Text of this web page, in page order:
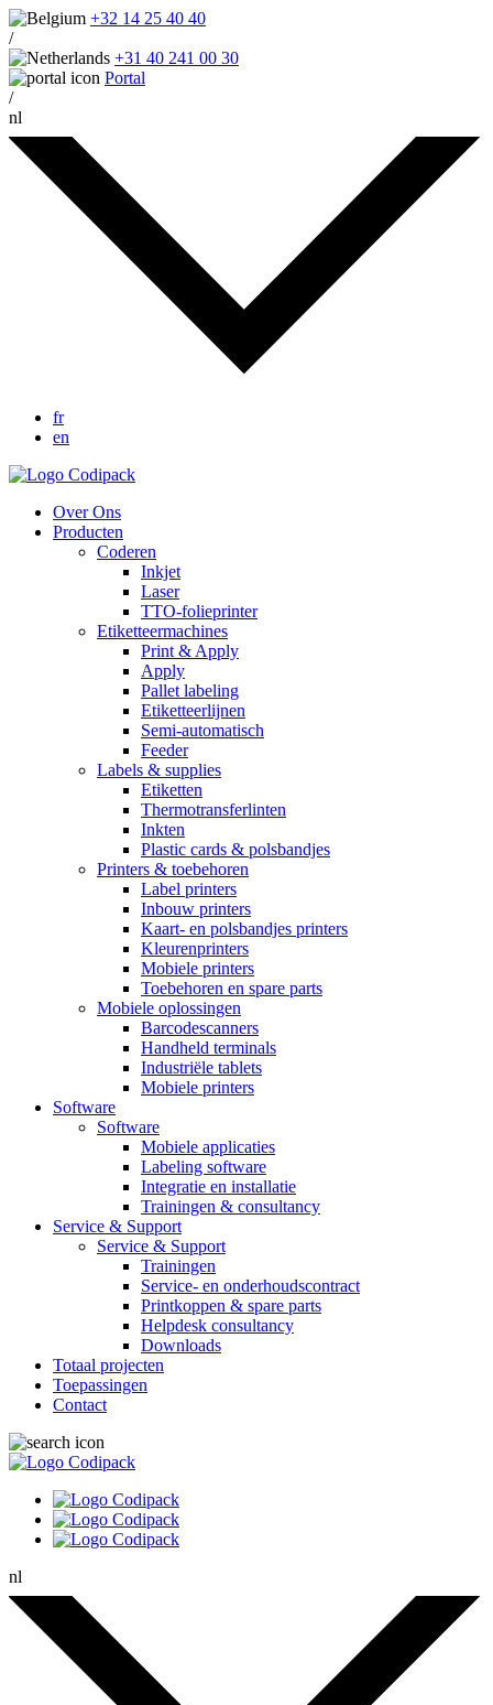
+32 14 25 40 40
/
+31 40 241 00 30
Portal
/
nl
fr
en
Over Ons
Producten
Coderen
Inkjet
Laser
TTO-folieprinter
Etiketteermachines
Print & Apply
Apply
Pallet labeling
Etiketteerlijnen
Semi-automatisch
Feeder
Labels & supplies
Etiketten
Thermotransferlinten
Inkten
Plastic cards & polsbandjes
Printers & toebehoren
Label printers
Inbouw printers
Kaart- en polsbandjes printers
Kleurenprinters
Mobiele printers
Toebehoren en spare parts
Mobiele oplossingen
Barcodescanners
Handheld terminals
Industriële tablets
Mobiele printers
Software
Software
Mobiele applicaties
Labeling software
Integratie en installatie
Trainingen & consultancy
Service & Support
Service & Support
Trainingen
Service- en onderhoudscontract
Printkoppen & spare parts
Helpdesk consultancy
Downloads
Totaal projecten
Toepassingen
Contact
nl